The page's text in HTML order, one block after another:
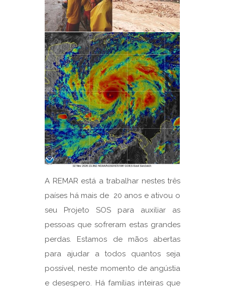
A REMAR está a trabalhar nestes três
países há mais de 20 anos e ativou o
seu Projeto SOS para auxiliar as
pessoas que sofreram estas grandes
perdas. Estamos de mãos abertas
para ajudar a todos quantos seja
possível, neste momento de angústia
e desespero. Há famílias inteiras que